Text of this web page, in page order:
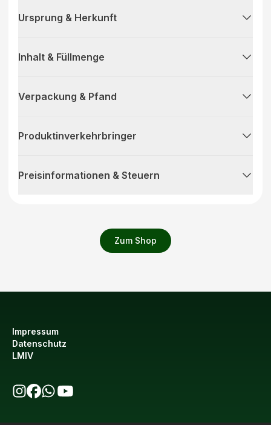
Zum Shop
Ursprung & Herkunft
Inhalt & Füllmenge
Verpackung & Pfand
Produktinverkehrbringer
Preisinformationen & Steuern
Impressum
Datenschutz
LMIV